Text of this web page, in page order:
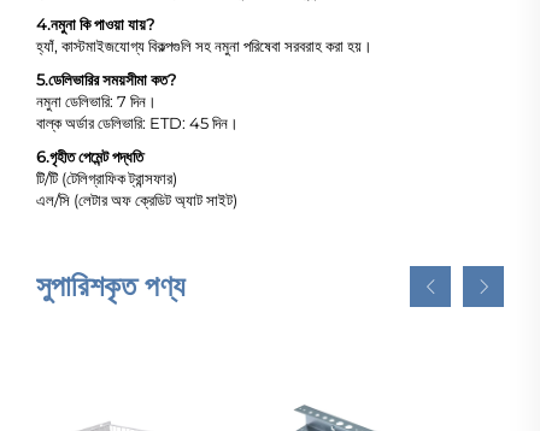
4.নমুনা কি পাওয়া যায়?
হ্যাঁ, কাস্টমাইজযোগ্য বিকল্পগুলি সহ নমুনা পরিষেবা সরবরাহ করা হয়।
5.ডেলিভারির সময়সীমা কত?
নমুনা ডেলিভারি: 7 দিন।
বাল্ক অর্ডার ডেলিভারি: ETD: 45 দিন।
6.গৃহীত পেমেন্ট পদ্ধতি
টি/টি (টেলিগ্রাফিক ট্রান্সফার)
এল/সি (লেটার অফ ক্রেডিট অ্যাট সাইট)
সুপারিশকৃত পণ্য